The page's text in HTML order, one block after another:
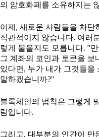
의 암호화폐를 소유하지는
이제, 새로운 사람들을 차단
직관적이지 않습니다. 여러
렇게 물을지도 모릅니다. "
그 계좌의 코인과 토큰을 보
있다면, 누가 내가 그것들을
말하겠습니까?"
블록체인의 법칙은 그렇게
람입니다.
그리고, 대부분의 인간이 만